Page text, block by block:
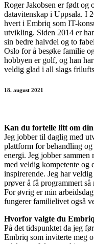
Roger Jakobsen er født og
datavitenskap i Uppsala. I
hvert i Embriq som IT-
utvikling. Siden 2014 er
sin bedre halvdel og to
Oslo for å besøke familie
hobbyen er golf, og han
veldig glad i all slags
18. august 2021
Kan du fortelle litt om
Jeg jobber til daglig med
plattform for behandling
energi. Jeg jobber sammen
med veldig kompetente og
inspirerende. Jeg har
prøver å få programmert
For øvrig er min
fungerer familielivet også
Hvorfor valgte du
På det tidspunktet da jeg
Embriq som inviterte meg